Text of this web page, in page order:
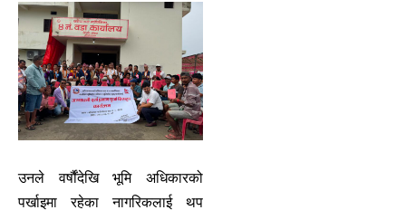
उनले वर्षौंदेखि भूमि अधिकारको
पर्खाइमा रहेका नागरिकलाई थप